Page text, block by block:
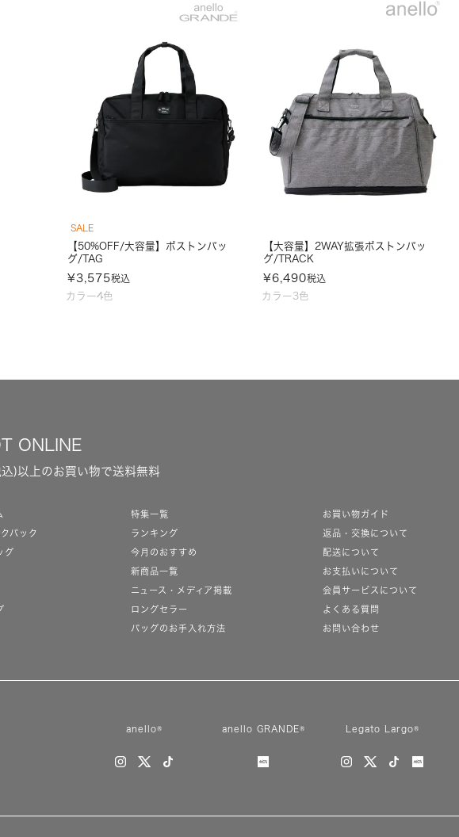
SALE
カラー4色
【50%OFF/大容量】ボストンバッ
グ/TAG
¥3,575税込
カラー3色
【大容量】2WAY拡張ボストンバッ
グ/TRACK
¥6,490税込
絞り込み
カラー
ONLINE
)以上のお買い物で送料無料
パック
グ
特集一覧
ランキング
今月のおすすめ
新商品一覧
ニュース・メディア掲載
ロングセラー
バッグのお手入れ方法
お買い物ガイド
返品・交換について
配送について
お支払いについて
会員サービスについて
よくある質問
お問い合わせ
anello® anello GRANDE® Legato Largo®